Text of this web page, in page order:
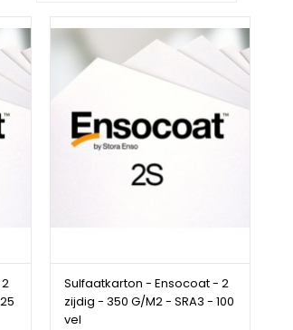
Sulfaatkarton - Ensocoat - 2
zijdig - 350 G/M2 - SRA3 - 100
vel